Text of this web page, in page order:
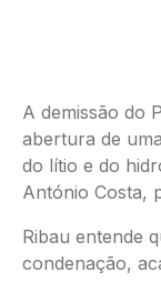
A demissão do
abertura de
do lítio e do
António Costa,
Ribau entende
condenação,